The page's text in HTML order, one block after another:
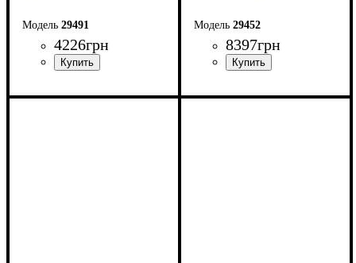
29491
4226грн
Ширина: 180 см
29452
8397грн
Ширина: 240 см